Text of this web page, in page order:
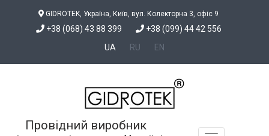
GIDROTEK, Україна, Київ, вул. Колекторна 3, офіс 9
+38 (068) 43 88 399
+38 (099) 44 42 556
UA
RU EN
Провідний виробник